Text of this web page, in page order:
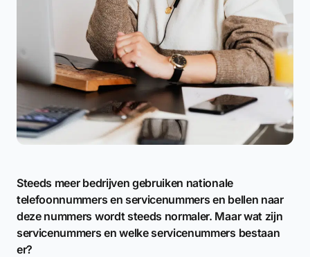
Steeds meer bedrijven gebruiken nationale
telefoonnummers en servicenummers en bellen naar
deze nummers wordt steeds normaler. Maar wat zijn
servicenummers en welke servicenummers bestaan
er?